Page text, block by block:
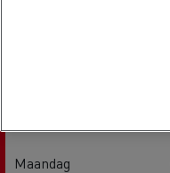
Maandag